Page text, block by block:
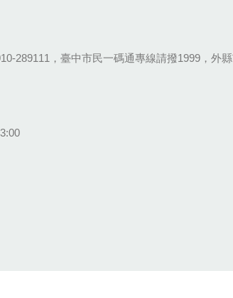
289111，臺中市民一碼通專線請撥1999，外